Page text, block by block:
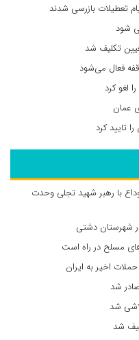
تعطیلات بازرسی شدند
شود
تکلیف شد
فعال می‌شود
لغو کرد
عمان
تایید کرد
با رهبر شهید تجلی وحدت
شهرستان دشتی
مسلح در راه است
اخیر به ایران
شد
شد